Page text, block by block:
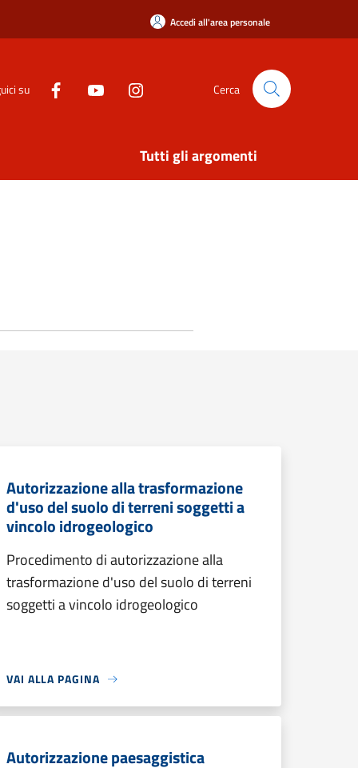
Accedi all'area personale
su Cerca
Tutti gli argomenti
Autorizzazione alla trasformazione
d'uso del suolo di terreni soggetti a
vincolo idrogeologico
Procedimento di autorizzazione alla
trasformazione d'uso del suolo di terreni
soggetti a vincolo idrogeologico
VAI ALLA PAGINA
Autorizzazione paesaggistica